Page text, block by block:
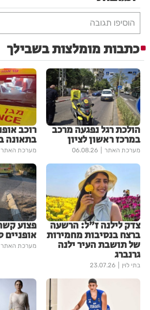
הוסיפו תגובה
כתבות מומלצות בשבילך
הולכת רגל נפגעה מרכב
במרכז ראשון לציון
מערכת האתר 06.08.26
רוכב
בתאונה
מערכת האתר
צדק לילנה ז"ל: הרשעה
ברצח בנסיבות מחמירות
של תושבת העיר ילנה
גרנברג
בתי לוין 23.07.26
פצוע
אופניים
מערכת האתר